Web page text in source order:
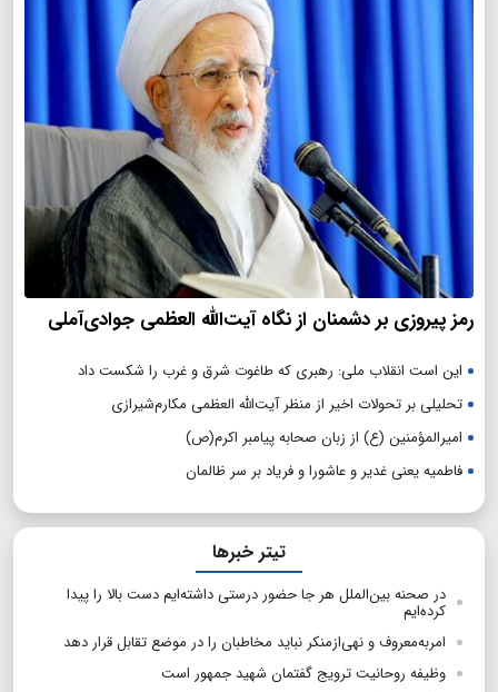
رمز پیروزی بر دشمنان از نگاه آیت‌الله العظمی جوادی‌آملی
این است انقلاب ملی: رهبری که طاغوت شرق و غرب را شکست داد
تحلیلی بر تحولات اخیر از منظر آیت‌الله العظمی مکارم‌شیرازی
امیرالمؤمنین (ع) از زبان صحابه پیامبر اکرم(ص)
فاطمیه یعنی غدیر و عاشورا و فریاد بر سر ظالمان
تیتر خبرها
در صحنه بین‌الملل هر جا حضور درستی داشته‌ایم دست بالا را پیدا
کرده‌ایم
امربه‌معروف و نهی‌ازمنکر نباید مخاطبان را در موضع تقابل قرار دهد
وظیفه روحانیت ترویج گفتمان شهید جمهور است